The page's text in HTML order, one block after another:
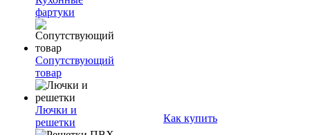
фартуки
Сопутствующий
товар
Лючки и
решетки
Как купить